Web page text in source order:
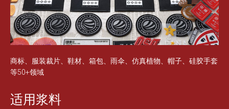
商标、服装裁片、鞋材、箱包、雨伞、仿真植物、帽子、硅胶手套
等50+领域
适用浆料